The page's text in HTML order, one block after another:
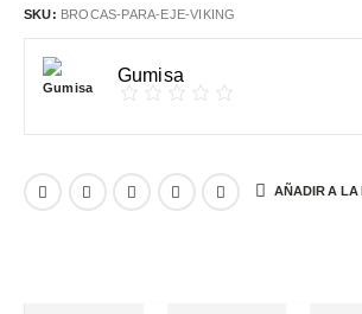
SKU: BROCAS-PARA-EJE-VIKING
Gumisa
AÑADIR A LA